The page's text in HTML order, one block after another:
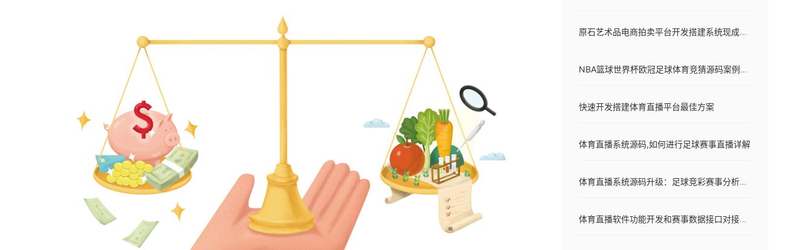
原石艺术品电商拍卖平台开发搭建系统现成的源码
NBA篮球世界杯欧冠足球体育竞猜源码案例分享，降低体育直播平台门槛，提高开发效率
快速开发搭建体育直播平台最佳方案
体育直播系统源码,如何进行足球赛事直播详解
体育直播系统源码升级：足球竞彩赛事分析预测功能模块
体育直播软件功能开发和赛事数据接口对接区别